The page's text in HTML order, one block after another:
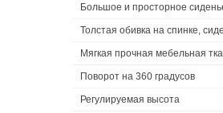
Большое и просторное
Толстая обивка на спинке,
Мягкая прочная мебельная
Поворот на 360 градусов
Регулируемая высота